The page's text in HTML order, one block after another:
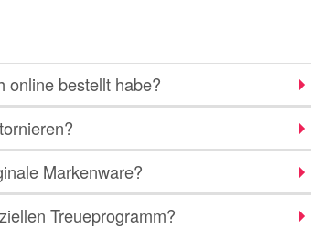
online bestellt habe?
Markenware?
Treueprogramm?